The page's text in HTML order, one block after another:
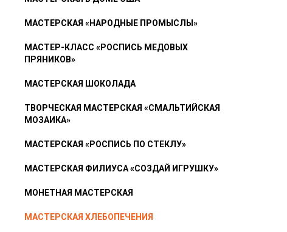
МАСТЕРСКАЯ «НАРОДНЫЕ ПРОМЫСЛЫ»
МАСТЕР-КЛАСС «РОСПИСЬ МЕДОВЫХ
ПРЯНИКОВ»
МАСТЕРСКАЯ ШОКОЛАДА
ТВОРЧЕСКАЯ МАСТЕРСКАЯ «СМАЛЬТИЙСКАЯ
МОЗАИКА»
МАСТЕРСКАЯ «РОСПИСЬ ПО СТЕКЛУ»
МАСТЕРСКАЯ ФИЛИУСА «СОЗДАЙ ИГРУШКУ»
МОНЕТНАЯ МАСТЕРСКАЯ
МАСТЕРСКАЯ ХЛЕБОПЕЧЕНИЯ